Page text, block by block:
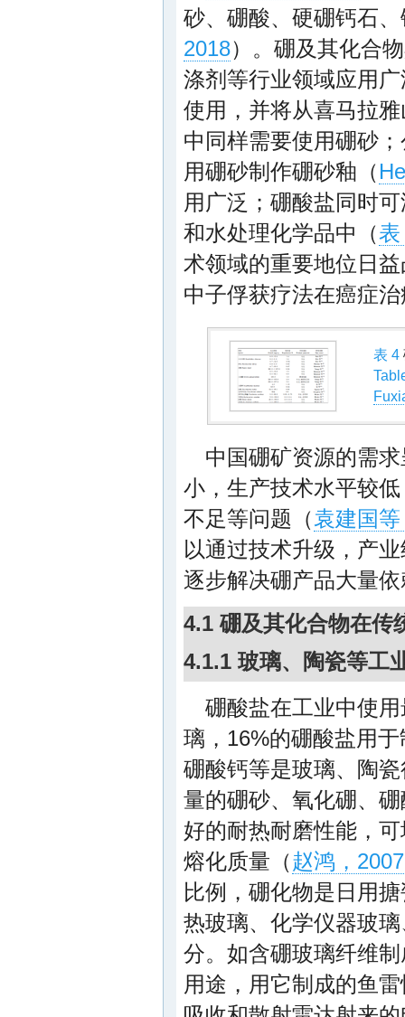
砂、硼酸、硬硼钙石
2018）。硼及其化合
涤剂等行业领域应用
使用，并将从喜马拉
中同样需要使用硼砂
用硼砂制作硼砂釉（
用广泛；硼酸盐同时
和水处理化学品中（表
术领域的重要地位日
中子俘获疗法在癌症
表 4
中国硼矿资源的需
小，生产技术水平较
不足等问题（袁建国
以通过技术升级，产
逐步解决硼产品大量
4.1 硼及其化合物在传
4.1.1 玻璃、陶瓷等工
硼酸盐在工业中使
璃，16%的硼酸盐用
硼酸钙等是玻璃、陶
量的硼砂、氧化硼、
好的耐热耐磨性能，
熔化质量（赵鸿，2007
比例，硼化物是日用
热玻璃、化学仪器玻
分。如含硼玻璃纤维
用途，用它制成的鱼